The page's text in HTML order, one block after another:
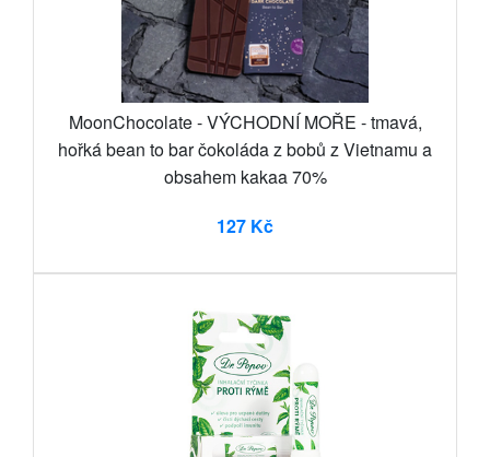
MoonChocolate - VÝCHODNÍ MOŘE - tmavá,
hořká bean to bar čokoláda z bobů z Vietnamu a
obsahem kakaa 70%
127 Kč